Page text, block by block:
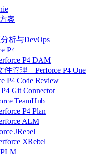
案
析与DevOps
P4
P4 DAM
管理 – Perforce P4 One
P4 Code Review
Git Connector
TeamHub
P4 Plan
ALM
JRebel
XRebel